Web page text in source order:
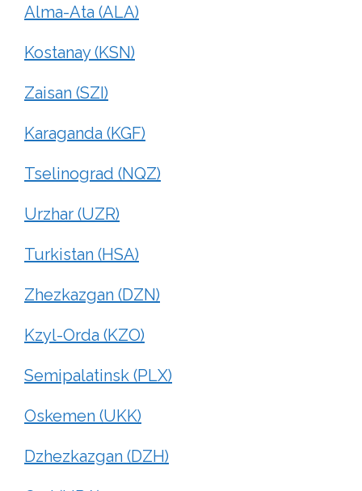
Alma-Ata (ALA)
Kostanay (KSN)
Zaisan (SZI)
Karaganda (KGF)
Tselinograd (NQZ)
Urzhar (UZR)
Turkistan (HSA)
Zhezkazgan (DZN)
Kzyl-Orda (KZO)
Semipalatinsk (PLX)
Oskemen (UKK)
Dzhezkazgan (DZH)